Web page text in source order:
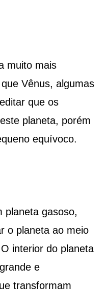
muito mais
Vênus, algumas
que os
planeta, porém
equívoco.
planeta gasoso,
o planeta ao meio
interior do planeta
e
transformam